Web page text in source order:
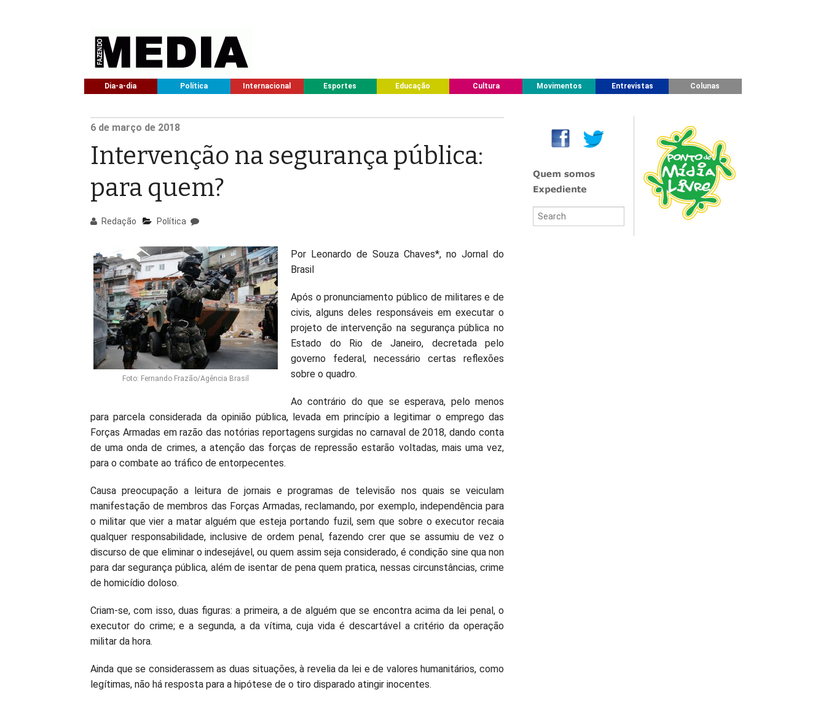
Dia-a-dia Política Internacional Esportes Educação Cultura Movimentos Entrevistas Colunas
6 de março de 2018
Intervenção na segurança pública:
para quem?
Redação Política
Foto: Fernando Frazão/Agência Brasil
Por Leonardo de Souza Chaves*, no Jornal do
Brasil
Após o pronunciamento público de militares e de
civis, alguns deles responsáveis em executar o
projeto de intervenção na segurança pública no
Estado do Rio de Janeiro, decretada pelo
governo federal, necessário certas reflexões
sobre o quadro.
Ao contrário do que se esperava, pelo menos
para parcela considerada da opinião pública, levada em princípio a legitimar o emprego das
Forças Armadas em razão das notórias reportagens surgidas no carnaval de 2018, dando conta
de uma onda de crimes, a atenção das forças de repressão estarão voltadas, mais uma vez,
para o combate ao tráfico de entorpecentes.
Causa preocupação a leitura de jornais e programas de televisão nos quais se veiculam
manifestação de membros das Forças Armadas, reclamando, por exemplo, independência para
o militar que vier a matar alguém que esteja portando fuzil, sem que sobre o executor recaia
qualquer responsabilidade, inclusive de ordem penal, fazendo crer que se assumiu de vez o
discurso de que eliminar o indesejável, ou quem assim seja considerado, é condição sine qua non
para dar segurança pública, além de isentar de pena quem pratica, nessas circunstâncias, crime
de homicídio doloso.
Criam-se, com isso, duas figuras: a primeira, a de alguém que se encontra acima da lei penal, o
executor do crime; e a segunda, a da vítima, cuja vida é descartável a critério da operação
militar da hora.
Ainda que se considerassem as duas situações, à revelia da lei e de valores humanitários, como
legítimas, não há resposta para a hipótese de o tiro disparado atingir inocentes.